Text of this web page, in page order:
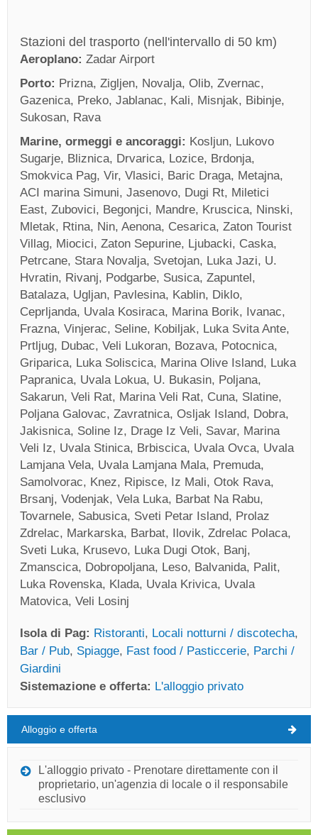
Stazioni del trasporto (nell'intervallo di 50 km)
Aeroplano: Zadar Airport
Porto: Prizna, Zigljen, Novalja, Olib, Zvernac,
Gazenica, Preko, Jablanac, Kali, Misnjak, Bibinje,
Sukosan, Rava
Marine, ormeggi e ancoraggi: Kosljun, Lukovo
Sugarje, Bliznica, Drvarica, Lozice, Brdonja,
Smokvica Pag, Vir, Vlasici, Baric Draga, Metajna,
ACI marina Simuni, Jasenovo, Dugi Rt, Miletici
East, Zubovici, Begonjci, Mandre, Kruscica, Ninski,
Mletak, Rtina, Nin, Aenona, Cesarica, Zaton Tourist
Villag, Miocici, Zaton Sepurine, Ljubacki, Caska,
Petrcane, Stara Novalja, Svetojan, Luka Jazi, U.
Hvratin, Rivanj, Podgarbe, Susica, Zapuntel,
Batalaza, Ugljan, Pavlesina, Kablin, Diklo,
Ceprljanda, Uvala Kosiraca, Marina Borik, Ivanac,
Frazna, Vinjerac, Seline, Kobiljak, Luka Svita Ante,
Prtljug, Dubac, Veli Lukoran, Bozava, Potocnica,
Griparica, Luka Soliscica, Marina Olive Island, Luka
Papranica, Uvala Lokua, U. Bukasin, Poljana,
Sakarun, Veli Rat, Marina Veli Rat, Cuna, Slatine,
Poljana Galovac, Zavratnica, Osljak Island, Dobra,
Jakisnica, Soline Iz, Drage Iz Veli, Savar, Marina
Veli Iz, Uvala Stinica, Brbiscica, Uvala Ovca, Uvala
Lamjana Vela, Uvala Lamjana Mala, Premuda,
Samolvorac, Knez, Ripisce, Iz Mali, Otok Rava,
Brsanj, Vodenjak, Vela Luka, Barbat Na Rabu,
Tovarnele, Sabusica, Sveti Petar Island, Prolaz
Zdrelac, Markarska, Barbat, Ilovik, Zdrelac Polaca,
Sveti Luka, Krusevo, Luka Dugi Otok, Banj,
Zmanscica, Dobropoljana, Leso, Balvanida, Palit,
Luka Rovenska, Klada, Uvala Krivica, Uvala
Matovica, Veli Losinj
Isola di Pag: Ristoranti, Locali notturni / discotecha,
Bar / Pub, Spiagge, Fast food / Pasticcerie, Parchi /
Giardini
Sistemazione e offerta: L'alloggio privato
Isola di Pag Tempo
GIOVEDÌ
Croazia
Mappa turistica
Alloggio e offerta
L'alloggio privato - Prenotare direttamente con il
proprietario, un'agenzia di locale o il responsabile
esclusivo